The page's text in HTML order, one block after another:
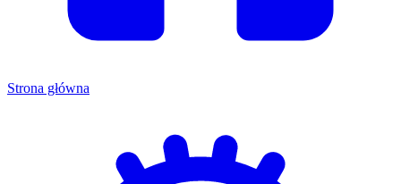
Strona główna